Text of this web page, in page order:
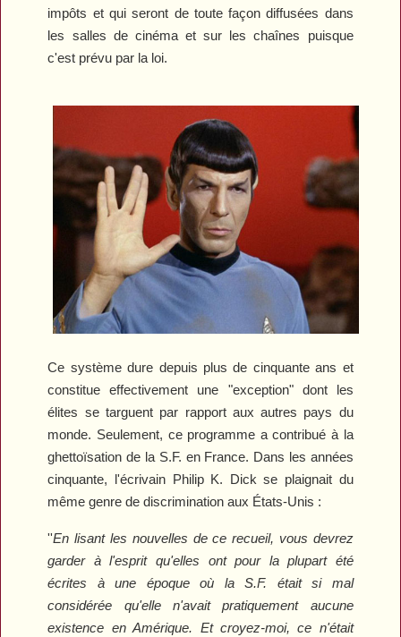
impôts et qui seront de toute façon diffusées dans
les salles de cinéma et sur les chaînes puisque
c'est prévu par la loi.
Ce système dure depuis plus de cinquante ans et
constitue effectivement une "exception" dont les
élites se targuent par rapport aux autres pays du
monde. Seulement, ce programme a contribué à la
ghettoïsation de la S.F. en France. Dans les années
cinquante, l'écrivain Philip K. Dick se plaignait du
même genre de discrimination aux États-Unis :
''En lisant les nouvelles de ce recueil, vous devrez
garder à l'esprit qu'elles ont pour la plupart été
écrites à une époque où la S.F. était si mal
considérée qu'elle n'avait pratiquement aucune
existence en Amérique. Et croyez-moi, ce n'était